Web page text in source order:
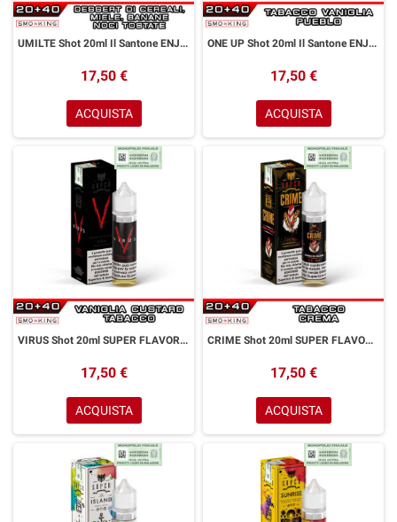
UMILTE Shot 20ml Il Santone ENJOYSVAPO Banana Cerali Miele Noci Tostate
17,50 €
ACQUISTA
ONE UP Shot 20ml Il Santone ENJOYSVAPO Tabacco Pueblo Vaniglia
17,50 €
ACQUISTA
VIRUS Shot 20ml SUPER FLAVOR Vaniglia Custard Tabacco
17,50 €
ACQUISTA
CRIME Shot 20ml SUPER FLAVOR Tabacco Crema
17,50 €
ACQUISTA